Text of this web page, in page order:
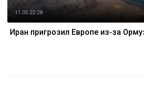
11.05 22:28
Иран пригрозил Европе из-за